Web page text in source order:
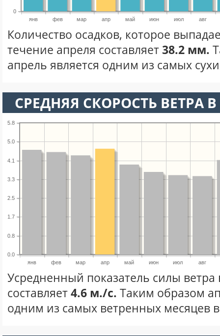
янв фев мар апр май июн июл авг
0
Количество осадков, которое
течение апреля составляет38.2 мм.
апрель является одним из самых
СРЕДНЯЯ СКОРОСТЬ ВЕТРА
янв фев мар апр май июн июл авг
0.0
0.8
1.7
2.5
3.3
4.1
5.0
5.8
Усредненный показатель силы ветра
составляет4.6 м./с. Таким образом
одним из самых ветренных месяцев в